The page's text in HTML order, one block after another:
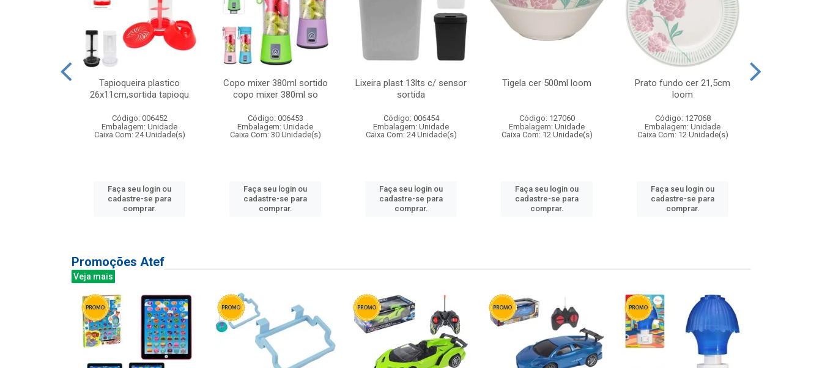
Tapioqueira plastico
26x11cm,sortida tapioqu
Código: 006452
Embalagem: Unidade
Caixa Com: 24 Unidade(s)
Faça seu login ou
cadastre-se para
comprar.
Copo mixer 380ml sortido
copo mixer 380ml so
Código: 006453
Embalagem: Unidade
Caixa Com: 30 Unidade(s)
Faça seu login ou
cadastre-se para
comprar.
Lixeira plast 13lts c/ sensor
sortida
Código: 006454
Embalagem: Unidade
Caixa Com: 24 Unidade(s)
Faça seu login ou
cadastre-se para
comprar.
Tigela cer 500ml loom
Código: 127060
Embalagem: Unidade
Caixa Com: 12 Unidade(s)
Faça seu login ou
cadastre-se para
comprar.
Prato fundo cer 21,5cm
loom
Código: 127068
Embalagem: Unidade
Caixa Com: 12 Unidade(s)
Faça seu login ou
cadastre-se para
comprar.
Promoções Atef
Veja mais